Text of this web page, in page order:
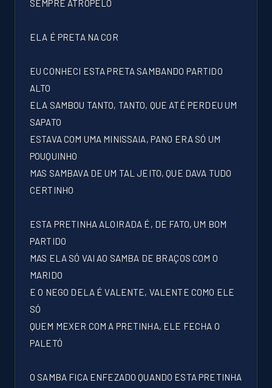
SEMPRE ATROPELO
ELA É PRETA NA COR
EU CONHECI ESTA PRETA SAMBANDO PARTIDO
ALTO
ELA SAMBOU TANTO, TANTO, QUE ATÉ PERDEU UM
SAPATO
ESTAVA COM UMA MINISSAIA, PANO ERA SÓ UM
POUQUINHO
MAS SAMBAVA DE UM TAL JEITO, QUE DAVA TUDO
CERTINHO
ESTA PRETINHA ALOIRADA É, DE FATO, UM BOM
PARTIDO
MAS ELA SÓ VAI AO SAMBA DE BRAÇOS COM O
MARIDO
E O NEGO DELA É VALENTE, VALENTE COMO ELE
SÓ
QUEM MEXER COM A PRETINHA, ELE FECHA O
PALETÓ
O SAMBA FICA ENFEZADO QUANDO ESTA PRETINHA